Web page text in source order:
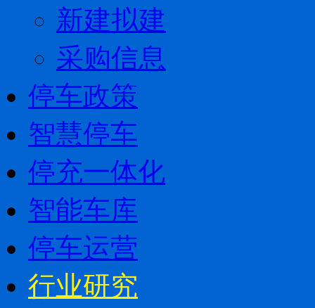
新建拟建
采购信息
停车政策
智慧停车
停充一体化
智能车库
停车运营
行业研究